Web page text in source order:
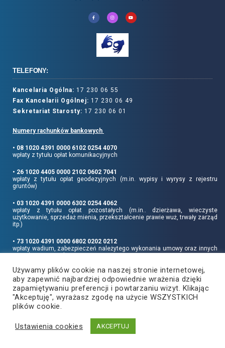
TELEFONY:
Kancelaria Ogólna: 17 230 06 55
Fax Kancelarii Ogólnej: 17 230 06 49
Sekretariat Starosty: 17 230 06 01
Numery rachunków bankowych
• 08 1020 4391 0000 6102 0254 4070
wpłaty z tytułu opłat komunikacyjnych
• 26 1020 4405 0000 2102 0602 7041
wpłaty z tytułu opłat geodezyjnych (m.in. wypisy i wyrysy z rejestru
gruntów)
• 03 1020 4391 0000 6302 0254 4062
wpłaty z tytułu opłat pozostałych (m.in.. dzierżawa, wieczyste
użytkowanie, sprzedaż mienia, przekształcenie prawie wuż, trwały zarząd
itp.)
• 73 1020 4391 0000 6802 0202 0212
wpłaty wadium, zabezpieczeń należytego wykonania umowy oraz innych
Informujemy, że opłatę skarbową należy uiszczać na rachunek Urzędu
Miasta Rzeszowa:
• 90 1240 6960 3851 0062 0000 0423
Copyright2021©
ZETO-RZESZÓW Sp. z o.o.
Używamy plików cookie na naszej stronie internetowej,
aby zapewnić najbardziej odpowiednie wrażenia dzięki
zapamiętywaniu preferencji i powtarzaniu wizyt. Klikając
"Akceptuję", wyrażasz zgodę na użycie WSZYSTKICH
plików cookie.
Ustawienia cookies AKCEPTUJ